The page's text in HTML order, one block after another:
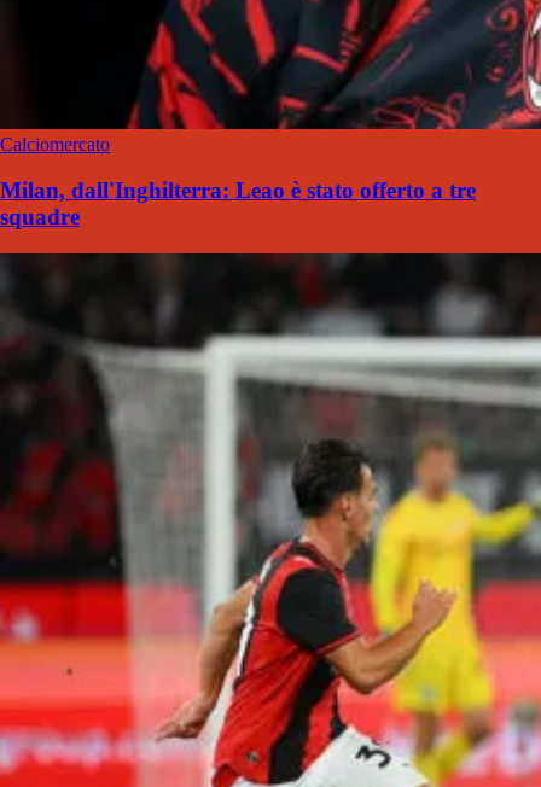
Calciomercato
Milan, dall'Inghilterra: Leao è stato offerto a tre
squadre